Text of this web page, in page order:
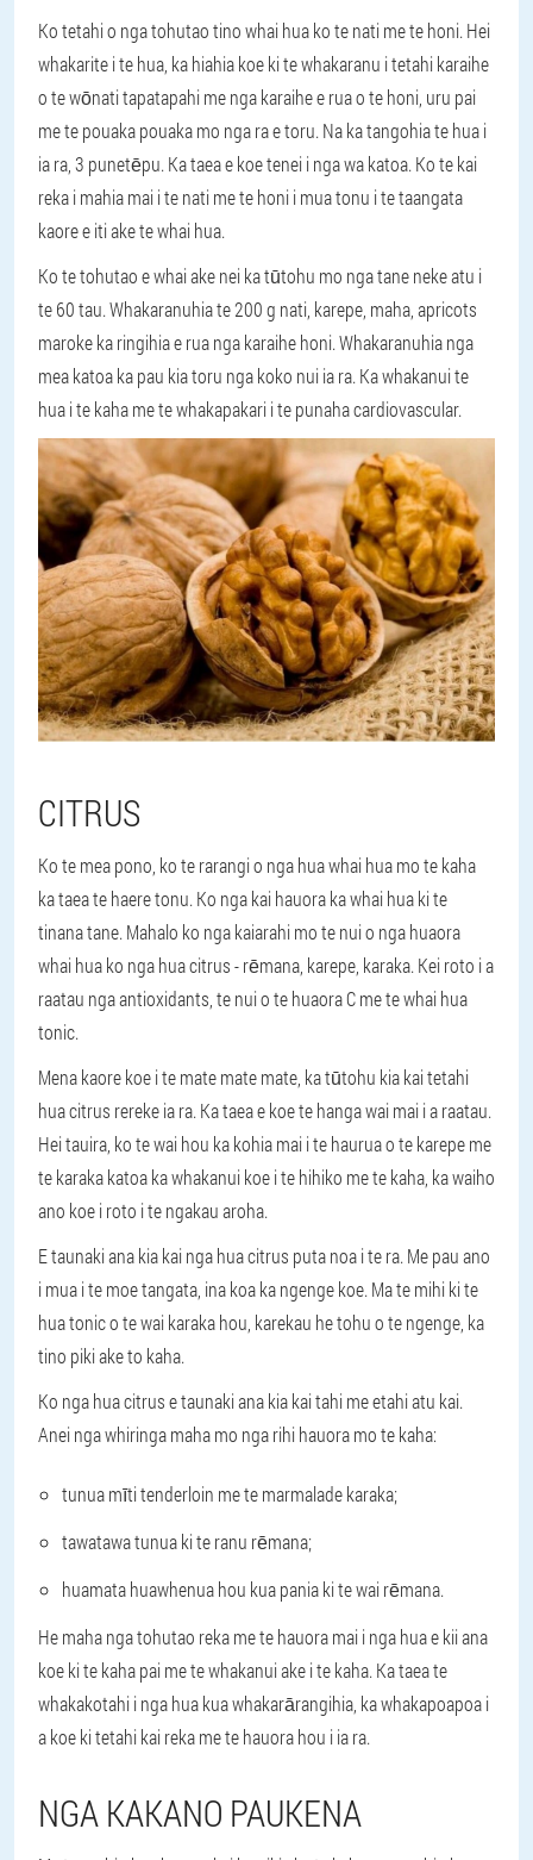
Ko tetahi o nga tohutao tino whai hua ko te nati me te honi. Hei
whakarite i te hua, ka hiahia koe ki te whakaranu i tetahi karaihe
o te wōnati tapatapahi me nga karaihe e rua o te honi, uru pai
me te pouaka pouaka mo nga ra e toru. Na ka tangohia te hua i
ia ra, 3 punetēpu. Ka taea e koe tenei i nga wa katoa. Ko te kai
reka i mahia mai i te nati me te honi i mua tonu i te taangata
kaore e iti ake te whai hua.
Ko te tohutao e whai ake nei ka tūtohu mo nga tane neke atu i
te 60 tau. Whakaranuhia te 200 g nati, karepe, maha, apricots
maroke ka ringihia e rua nga karaihe honi. Whakaranuhia nga
mea katoa ka pau kia toru nga koko nui ia ra. Ka whakanui te
hua i te kaha me te whakapakari i te punaha cardiovascular.
CITRUS
Ko te mea pono, ko te rarangi o nga hua whai hua mo te kaha
ka taea te haere tonu. Ko nga kai hauora ka whai hua ki te
tinana tane. Mahalo ko nga kaiarahi mo te nui o nga huaora
whai hua ko nga hua citrus - rēmana, karepe, karaka. Kei roto i a
raatau nga antioxidants, te nui o te huaora C me te whai hua
tonic.
Mena kaore koe i te mate mate mate, ka tūtohu kia kai tetahi
hua citrus rereke ia ra. Ka taea e koe te hanga wai mai i a raatau.
Hei tauira, ko te wai hou ka kohia mai i te haurua o te karepe me
te karaka katoa ka whakanui koe i te hihiko me te kaha, ka waiho
ano koe i roto i te ngakau aroha.
E taunaki ana kia kai nga hua citrus puta noa i te ra. Me pau ano
i mua i te moe tangata, ina koa ka ngenge koe. Ma te mihi ki te
hua tonic o te wai karaka hou, karekau he tohu o te ngenge, ka
tino piki ake to kaha.
Ko nga hua citrus e taunaki ana kia kai tahi me etahi atu kai.
Anei nga whiringa maha mo nga rihi hauora mo te kaha:
tunua mīti tenderloin me te marmalade karaka;
tawatawa tunua ki te ranu rēmana;
huamata huawhenua hou kua pania ki te wai rēmana.
He maha nga tohutao reka me te hauora mai i nga hua e kii ana
koe ki te kaha pai me te whakanui ake i te kaha. Ka taea te
whakakotahi i nga hua kua whakarārangihia, ka whakapoapoa i
a koe ki tetahi kai reka me te hauora hou i ia ra.
NGA KAKANO PAUKENA